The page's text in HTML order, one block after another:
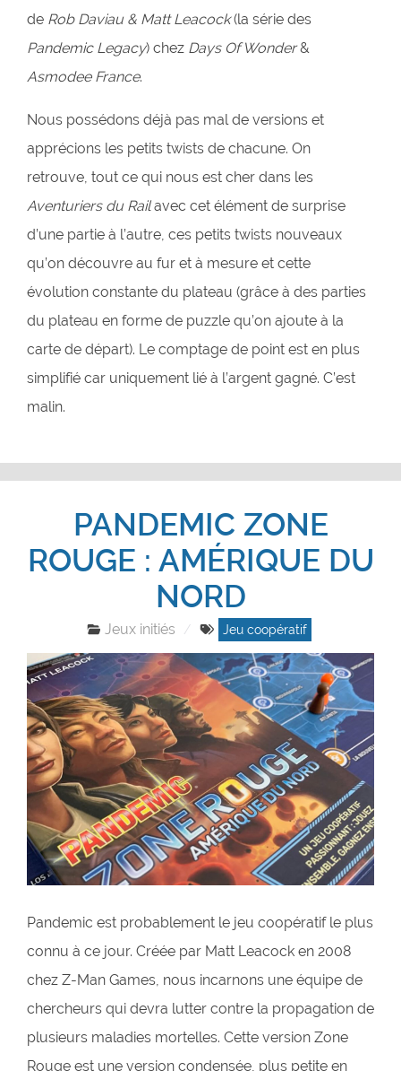
de Rob Daviau & Matt Leacock(la série des
Pandemic Legacy) chez Days Of Wonder&
Asmodee France.
Nous possédons déjà pas mal de versions et
apprécions les petits twists de chacune. On
retrouve, tout ce qui nous est cher dans les
Aventuriers du Railavec cet élément de surprise
d’une partie à l’autre, ces petits twists nouveaux
qu’on découvre au fur et à mesure et cette
évolution constante du plateau (grâce à des parties
du plateau en forme de puzzle qu’on ajoute à la
carte de départ). Le comptage de point est en plus
simplifié car uniquement lié à l’argent gagné. C’est
malin.
PANDEMIC ZONE
ROUGE : AMÉRIQUE DU
NORD
Jeux initiés Jeu coopératif
Pandemic est probablement le jeu coopératif le plus
connu à ce jour. Créée par Matt Leacock en 2008
chez Z-Man Games, nous incarnons une équipe de
chercheurs qui devra lutter contre la propagation de
plusieurs maladies mortelles. Cette version Zone
Rouge est une version condensée, plus petite en